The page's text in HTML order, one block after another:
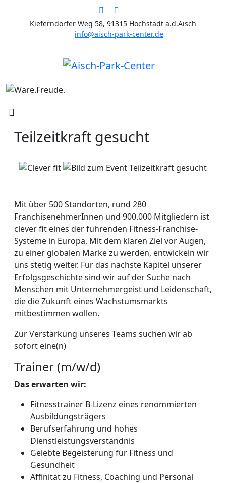
Kieferndorfer Weg 58, 91315 Höchstadt a.d.Aisch
info@aisch-park-center.de
Teilzeitkraft gesucht
Mit über 500 Standorten, rund 280
FranchisenehmerInnen und 900.000 Mitgliedern ist
clever fit eines der führenden Fitness-Franchise-
Systeme in Europa. Mit dem klaren Ziel vor Augen,
zu einer globalen Marke zu werden, entwickeln wir
uns stetig weiter. Für das nächste Kapitel unserer
Erfolgsgeschichte sind wir auf der Suche nach
Menschen mit Unternehmergeist und Leidenschaft,
die die Zukunft eines Wachstumsmarkts
mitbestimmen wollen.
Zur Verstärkung unseres Teams suchen wir ab
sofort eine(n)
Trainer (m/w/d)
Das erwarten wir:
Fitnesstrainer B-Lizenz eines renommierten
Ausbildungsträgers
Berufserfahrung und hohes
Dienstleistungsverständnis
Gelebte Begeisterung für Fitness und
Gesundheit
Affinität zu Fitness, Coaching und Personal